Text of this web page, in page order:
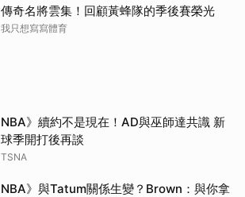
傳奇名將雲集！回顧黃蜂隊的季後賽榮光
我只想寫寫體育
NBA》續約不是現在！AD與巫師達共識 新
球季開打後再談
TSNA
NBA》與Tatum關係生變？Brown：與你拿